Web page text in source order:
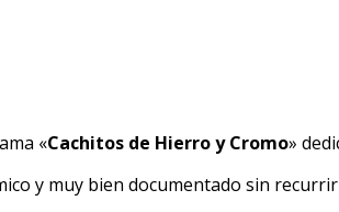
«Cachitos de Hierro y Cromo»
y muy bien documentado sin